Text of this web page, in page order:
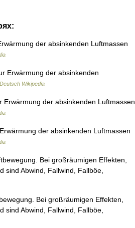
der absinkenden Luftmassen
Erwärmung der absinkenden
Deutsch Wikipedia
der absinkenden Luftmassen
der absinkenden Luftmassen
Bei großräumigen Effekten,
sind Abwind, Fallwind, Fallböe,
Bei großräumigen Effekten,
sind Abwind, Fallwind, Fallböe,